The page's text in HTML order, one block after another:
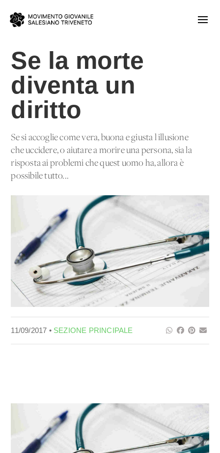
Se la morte
diventa un
diritto
Se si accoglie come vera, buona e giusta l'illusione
che uccidere, o aiutare a morire una persona, sia la
risposta ai problemi che quest'uomo ha, allora è
possibile tutto...
11/09/2017 • SEZIONE PRINCIPALE